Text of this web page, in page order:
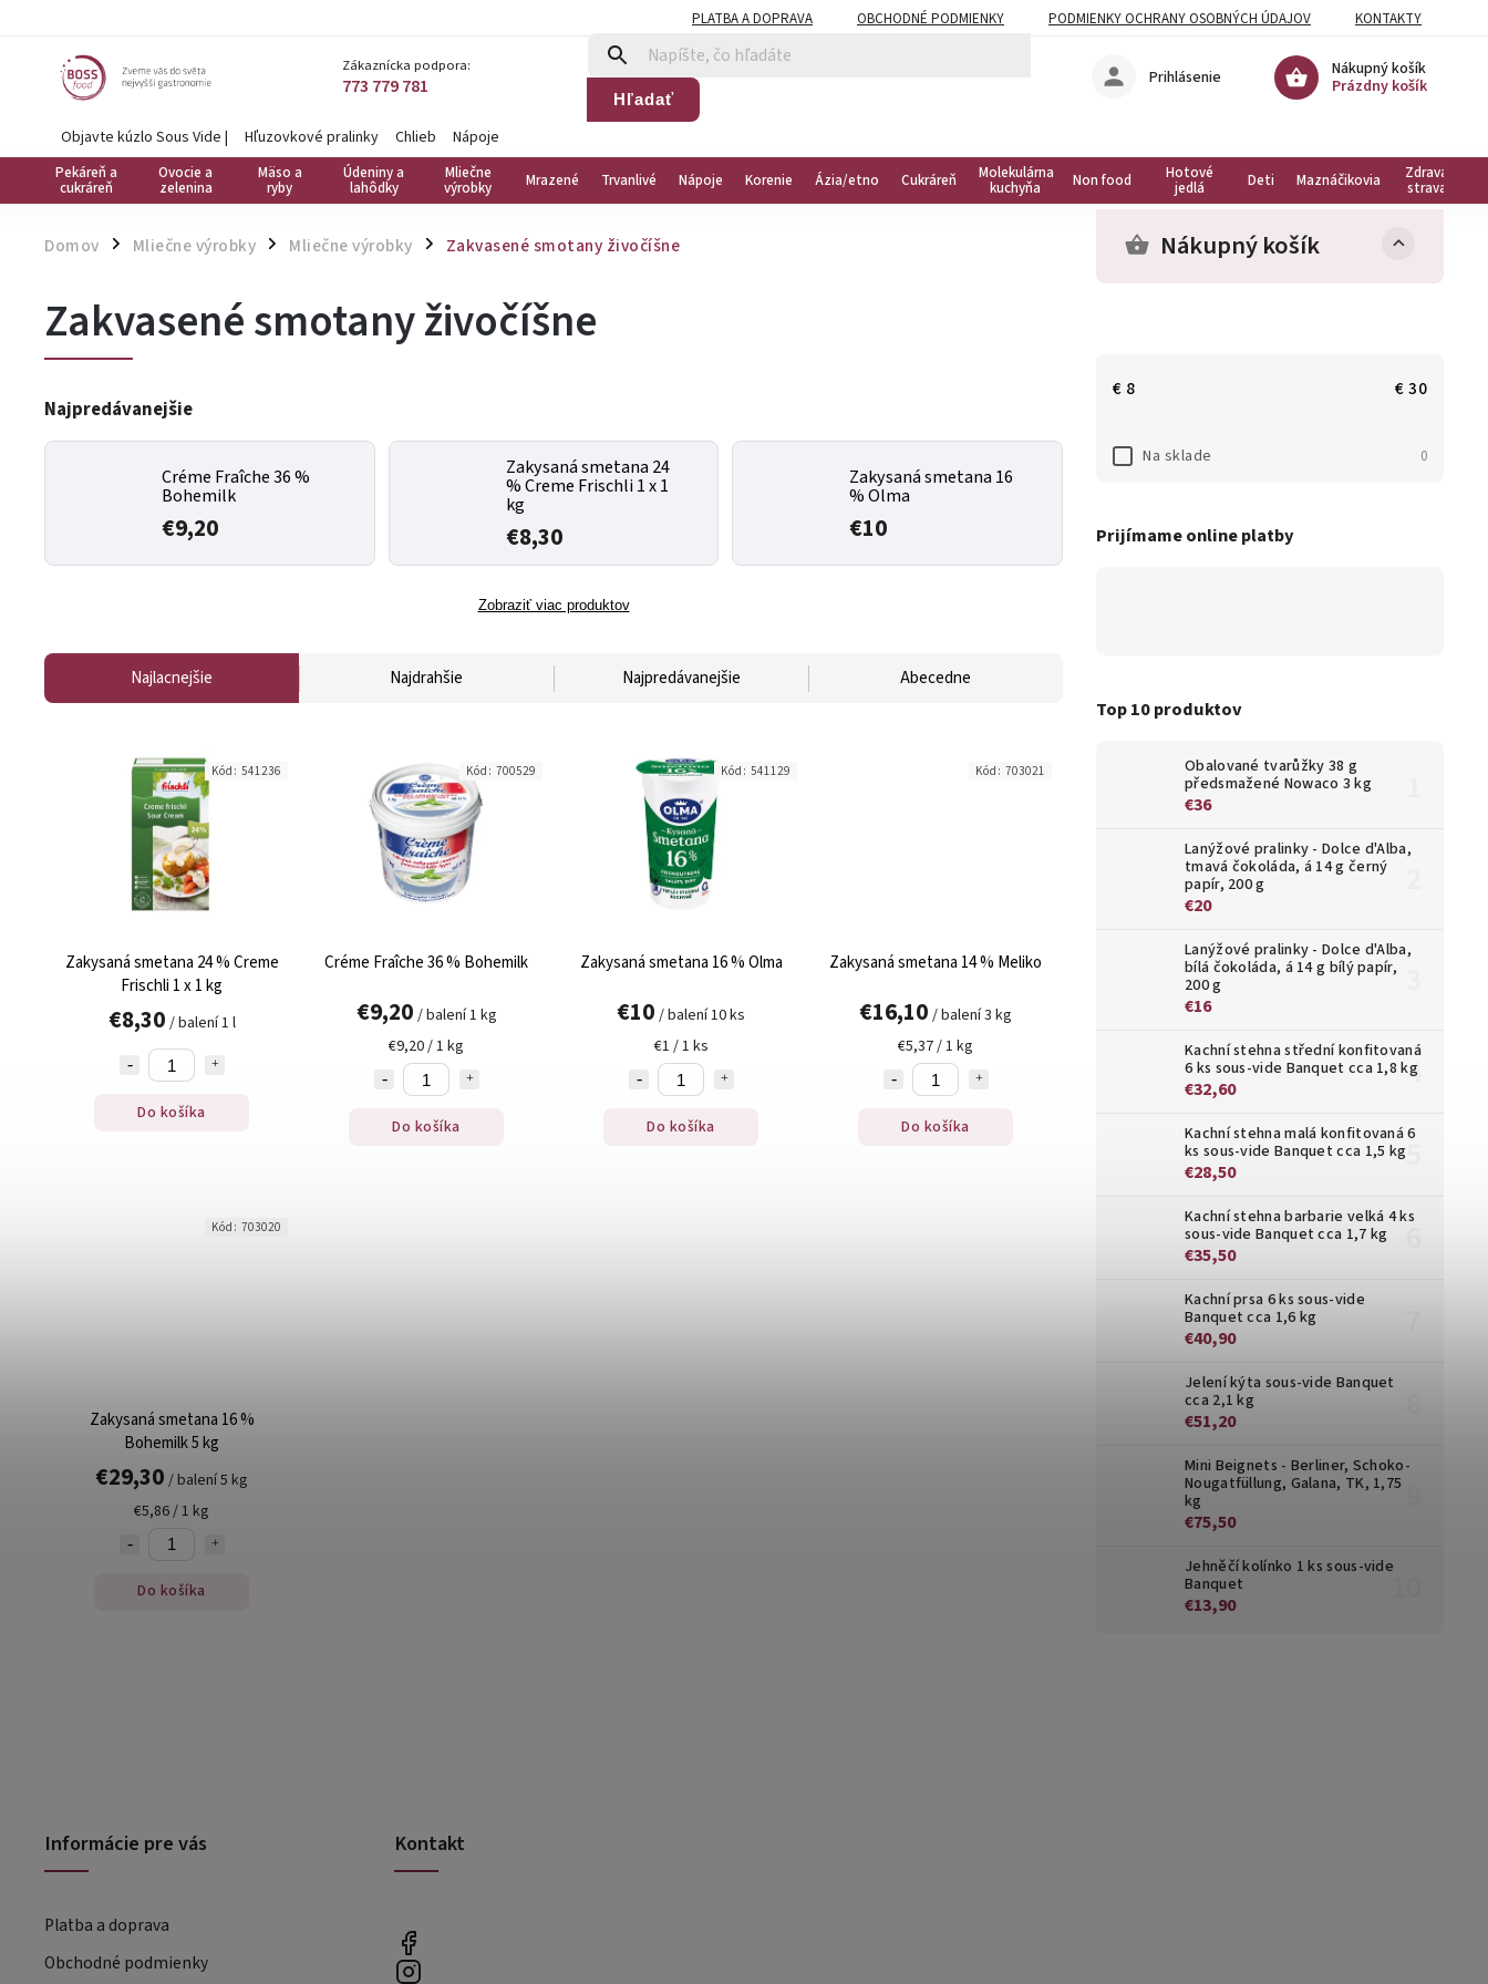
PLATBA A DOPRAVA OBCHODNÉ PODMIENKY PODMIENKY OCHRANY OSOBNÝCH ÚDAJOV KONTAKTY
Zákaznícka podpora:
773 779 781 Hľadať
Nákupný košík
Prázdny košík
Prihlásenie
Objavte kúzlo Sous Vide | Hľuzovkové pralinky Chlieb Nápoje
Pekáreň a
cukráreň
Ovocie a
zelenina
Mäso a
ryby
Údeniny a
lahôdky
Mliečne
výrobky Mrazené Trvanlivé Nápoje Korenie Ázia/etno Cukráreň Molekulárna
kuchyňa Non food Hotové
jedlá Deti Maznáčikovia Zdravá
strava
Domov / Mliečne výrobky / Mliečne výrobky / Zakvasené smotany živočíšne Nákupný košík
€ 8 €30
Na sklade 0
Prijímame online platby
Top 10 produktov
Obalované tvarůžky 38 g
předsmažené Nowaco 3 kg
€36
Lanýžové pralinky - Dolce d'Alba,
tmavá čokoláda, á 14 g černý
papír, 200 g
€20
Lanýžové pralinky - Dolce d'Alba,
bílá čokoláda, á 14 g bílý papír,
200 g
€16
Kachní stehna střední konfitovaná
6 ks sous-vide Banquet cca 1,8 kg
€32,60
Kachní stehna malá konfitovaná 6
ks sous-vide Banquet cca 1,5 kg
€28,50
Kachní stehna barbarie velká 4 ks
sous-vide Banquet cca 1,7 kg
€35,50
Kachní prsa 6 ks sous-vide
Banquet cca 1,6 kg
€40,90
Jelení kýta sous-vide Banquet
cca 2,1 kg
€51,20
Mini Beignets - Berliner, Schoko-
Nougatfüllung, Galana, TK, 1,75
kg
€75,50
Jehněčí kolínko 1 ks sous-vide
Banquet
€13,90
Zakvasené smotany živočíšne
Najpredávanejšie
Créme Fraîche 36 %
Bohemilk
€9,20
Zakysaná smetana 24
% Creme Frischli 1 x 1
kg
€8,30
Zakysaná smetana 16
% Olma
€10
Zobraziť viac produktov
Najlacnejšie Najdrahšie Najpredávanejšie Abecedne
Zakysaná smetana 24 % Creme
Frischli 1 x 1 kg
€8,30 / balení 1 l
Do košíka
Kód: 541236
Créme Fraîche 36 % Bohemilk
€9,20 / balení 1 kg
€9,20 / 1 kg
Do košíka
Kód: 700529
Zakysaná smetana 16 % Olma
€10 / balení 10 ks
€1 / 1 ks
Do košíka
Kód: 541129
Zakysaná smetana 14 % Meliko
€16,10 / balení 3 kg
€5,37 / 1 kg
Do košíka
Kód: 703021
Zakysaná smetana 16 %
Bohemilk 5 kg
€29,30 / balení 5 kg
€5,86 / 1 kg
Do košíka
Kód: 703020
Informácie pre vás
Platba a doprava
Obchodné podmienky
Kontakt